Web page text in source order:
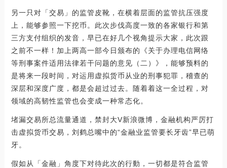
另一只对「交易」的监管皮靴，在横着层面的监管抗压强度
上，能够参照一下挖币。此次步伐高度一致的各家银行和第
三方支付组织的发音，早已在好几个视角提示大家，此次跟
之前不一样！加上两高一部今日颁布的《关于办理电信网络
等刑事案件适用法律若干问题的意见（二）》，能够预料的
是将来一段时间，对运用虚拟货币从业的刑事犯罪，稽查的
深层和深度广度，都是会超过过去。随着着这一全过程，对
领域的高韧性监管也会变成一种常态化。
堵漏交易所总流量通道，禁封大V新浪微博，金融机构严厉打
击虚拟货币交易，刘鹤总嘴中的“金融业监管要长牙齿”早已萌
牙。
假如从「金融」角度下对待此次的行動，一切都是符合监管